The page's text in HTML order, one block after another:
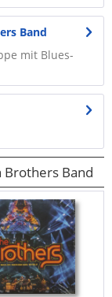
Band
mit Blues-
Band